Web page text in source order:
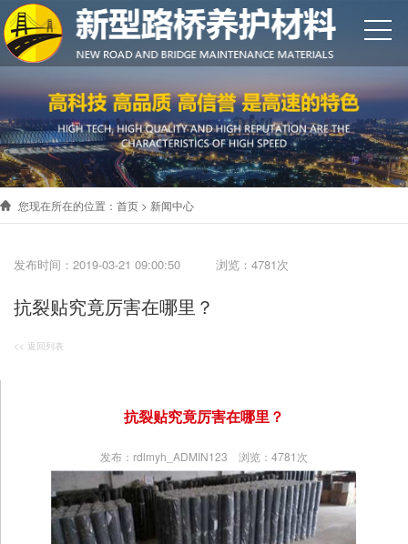
您现在所在的位置： 首页 > 新闻中心
发布时间：2019-03-21 09:00:50 浏览：4781次
抗裂贴究竟厉害在哪里？
<< 返回列表
抗裂贴究竟厉害在哪里？
发布：rdlmyh_ADMIN123 浏览：4781次